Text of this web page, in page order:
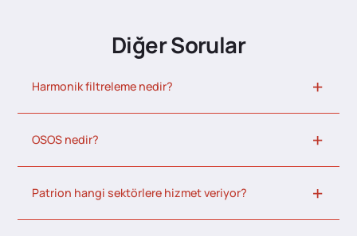
Diğer Sorular
Harmonik filtreleme nedir?
OSOS nedir?
Patrion hangi sektörlere hizmet veriyor?